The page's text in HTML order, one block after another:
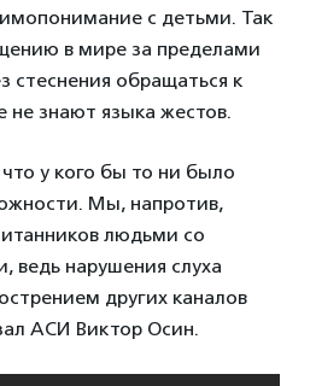
с детьми. Так
в мире за пределами
стеснения обращаться к
знают языка жестов.
у кого бы то ни было
Мы, напротив,
людьми со
ведь нарушения слуха
других каналов
АСИ Виктор Осин.